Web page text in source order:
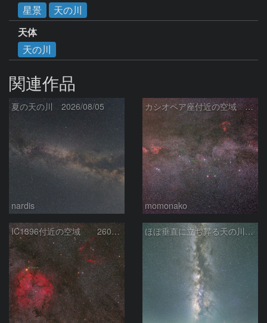
星景
天の川
天体
天の川
関連作品
夏の天の川 2026/08/05
nardis
カシオペア座付近の空域 260720
momonako
IC1396付近の空域 260720 ほぼ垂直に立ち昇る天の川銀河